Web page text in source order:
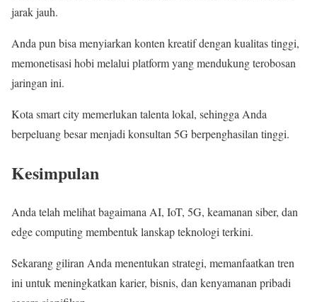
jarak jauh.
Anda pun bisa menyiarkan konten kreatif dengan kualitas tinggi,
memonetisasi hobi melalui platform yang mendukung terobosan
jaringan ini.
Kota smart city memerlukan talenta lokal, sehingga Anda
berpeluang besar menjadi konsultan 5G berpenghasilan tinggi.
Kesimpulan
Anda telah melihat bagaimana AI, IoT, 5G, keamanan siber, dan
edge computing membentuk lanskap teknologi terkini.
Sekarang giliran Anda menentukan strategi, memanfaatkan tren
ini untuk meningkatkan karier, bisnis, dan kenyamanan pribadi